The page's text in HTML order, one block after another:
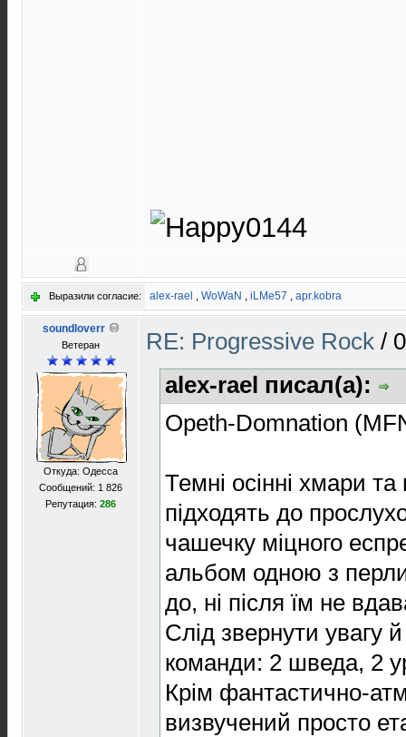
Выразили согласие: alex-rael , WoWaN , iLMe57 , apr.kobra
soundloverr
Ветеран
Откуда: Одесса
Сообщений: 1 826
Репутация:286
RE: Progressive Rock /
alex-rael писал(а):
Opeth-Domnation
Темні осінні хмари
підходять до
чашечку міцного
альбом одною з
до, ні після їм не
Слід звернути увагу
команди: 2 шведа, 2
Крім фантастично-
визвучений просто